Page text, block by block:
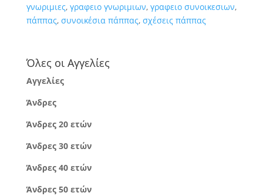
γνωριμιες, γραφειο γνωριμιων, γραφειο συνοικεσιων,
πάππας, συνοικέσια πάππας, σχέσεις πάππας
Όλες οι Αγγελίες
Αγγελίες
Άνδρες
Άνδρες 20 ετών
Άνδρες 30 ετών
Άνδρες 40 ετών
Άνδρες 50 ετών